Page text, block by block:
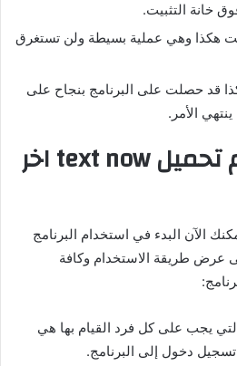
خانة التثبيت.
هكذا وهي عملية بسيطة ولن تستغرق
قد حصلت على البرنامج بنجاح على
الأمر.
تحميلtext nowاخر
الآن البدء في استخدام البرنامج
عرض طريقة الاستخدام وكافة
التي يجب على كل فرد القيام بها هي
دخول إلى البرنامج.